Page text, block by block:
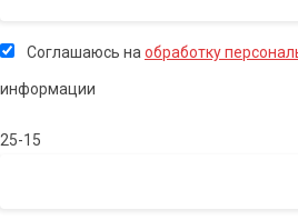
Соглашаюсь на обработку
информации
25-15